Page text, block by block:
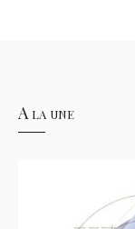
A la une